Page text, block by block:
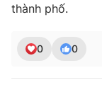
thành phố.
0 0